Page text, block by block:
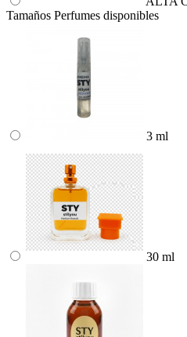
Tamaños Perfumes disponibles
3 ml
30 ml